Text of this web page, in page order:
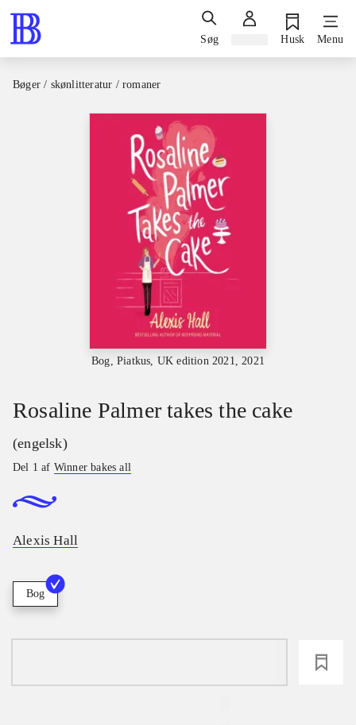
Søg Husk Menu
Bøger / skønlitteratur / romaner
Bog, Piatkus, UK edition 2021, 2021
Rosaline Palmer takes the cake
(engelsk)
Del 1 af Winner bakes all
Alexis Hall
Bog